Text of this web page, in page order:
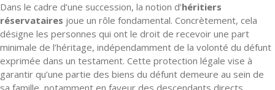
Dans le cadre d’une succession, la notion d’héritiers
réservataires joue un rôle fondamental. Concrètement, cela
désigne les personnes qui ont le droit de recevoir une part
minimale de l’héritage, indépendamment de la volonté du défunt
exprimée dans un testament. Cette protection légale vise à
garantir qu’une partie des biens du défunt demeure au sein de